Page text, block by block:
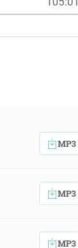
MP3
MP3
MP3